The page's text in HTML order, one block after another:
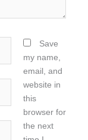
Save
my name,
email, and
website in
this
browser for
the next